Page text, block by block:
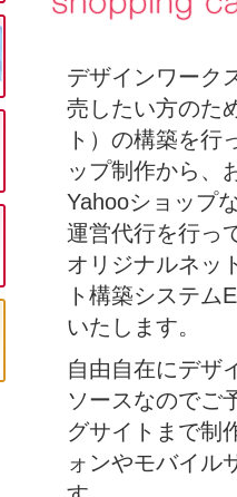
デザインワーク
売したい方のた
ト）の構築を行
ップ制作から、
Yahooショップ
運営代行を行っ
オリジナルネッ
ト構築システム
いたします。
自由自在にデザ
ソースなのでご
グサイトまで制
ォンやモバイル